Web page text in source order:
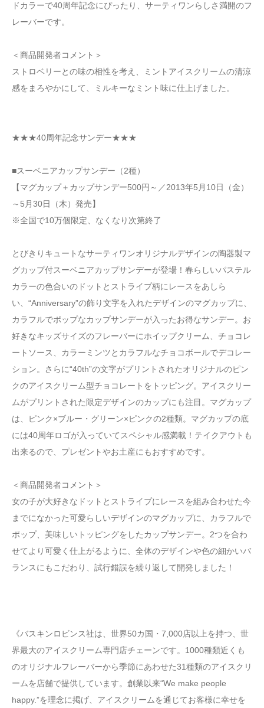
ドカラーで40周年記念にぴったり、サーティワンらしさ満開のフ
レーバーです。
＜商品開発者コメント＞
ストロベリーとの味の相性を考え、ミントアイスクリームの清涼
感をまろやかにして、ミルキーなミント味に仕上げました。
★★★40周年記念サンデー★★★
■スーベニアカップサンデー（2種）
【マグカップ＋カップサンデー500円～／2013年5月10日（金）
～5月30日（木）発売】
※全国で10万個限定、なくなり次第終了
とびきりキュートなサーティワンオリジナルデザインの陶器製マ
グカップ付スーベニアカップサンデーが登場！春らしいパステル
カラーの色合いのドットとストライプ柄にレースをあしら
い、“Anniversary”の飾り文字を入れたデザインのマグカップに、
カラフルでポップなカップサンデーが入ったお得なサンデー。お
好きなキッズサイズのフレーバーにホイップクリーム、チョコレ
ートソース、カラーミンツとカラフルなチョコボールでデコレー
ション。さらに“40th”の文字がプリントされたオリジナルのピン
クのアイスクリーム型チョコレートをトッピング。アイスクリー
ムがプリントされた限定デザインのカップにも注目。マグカップ
は、ピンク×ブルー・グリーン×ピンクの2種類。マグカップの底
には40周年ロゴが入っていてスペシャル感満載！テイクアウトも
出来るので、プレゼントやお土産にもおすすめです。
＜商品開発者コメント＞
女の子が大好きなドットとストライプにレースを組み合わせた今
までになかった可愛らしいデザインのマグカップに、カラフルで
ポップ、美味しいトッピングをしたカップサンデー。2つを合わ
せてより可愛く仕上がるように、全体のデザインや色の細かいバ
ランスにもこだわり、試行錯誤を繰り返して開発しました！
《バスキンロビンス社は、世界50カ国・7,000店以上を持つ、世
界最大のアイスクリーム専門店チェーンです。1000種類近くも
のオリジナルフレーバーから季節にあわせた31種類のアイスクリ
ームを店舗で提供しています。創業以来“We make people
happy.”を理念に掲げ、アイスクリームを通じてお客様に幸せを